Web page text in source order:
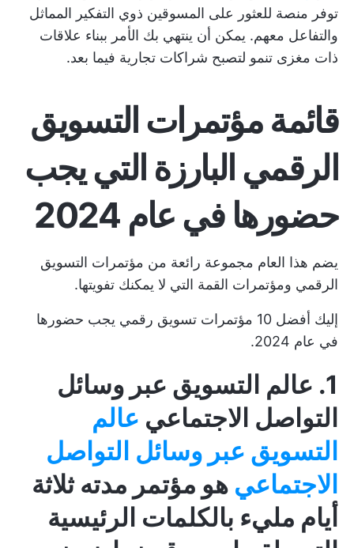
توفر منصة للعثور على المسوقين ذوي التفكير المماثل
والتفاعل معهم. يمكن أن ينتهي بك الأمر ببناء علاقات
ذات مغزى تنمو لتصبح شراكات تجارية فيما بعد.
قائمة مؤتمرات التسويق
الرقمي البارزة التي يجب
حضورها في عام 2024
يضم هذا العام مجموعة رائعة من مؤتمرات التسويق
الرقمي ومؤتمرات القمة التي لا يمكنك تفويتها.
إليك أفضل 10 مؤتمرات تسويق رقمي يجب حضورها
في عام 2024.
1. عالم التسويق عبر وسائل
التواصل الاجتماعي عالم
التسويق عبر وسائل التواصل
الاجتماعي هو مؤتمر مدته ثلاثة
أيام مليء بالكلمات الرئيسية